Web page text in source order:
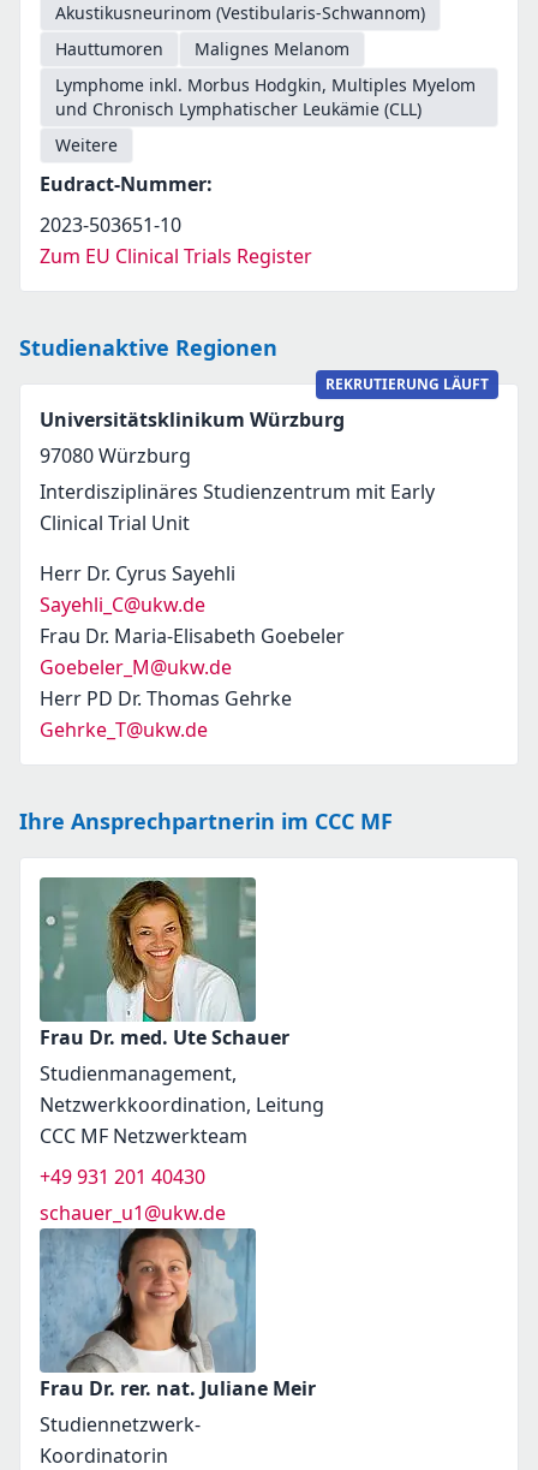
Akustikusneurinom (Vestibularis-Schwannom)
Hauttumoren
Malignes Melanom
Lymphome inkl. Morbus Hodgkin, Multiples Myelom
und Chronisch Lymphatischer Leukämie (CLL)
Weitere
Eudract-Nummer:
2023-503651-10
Zum EU Clinical Trials Register
Studienaktive Regionen
REKRUTIERUNG LÄUFT
Universitätsklinikum Würzburg
97080Würzburg
Interdisziplinäres Studienzentrum mit Early
Clinical Trial Unit
Herr Dr. Cyrus Sayehli
Sayehli_C@ukw.de
Frau Dr. Maria-Elisabeth Goebeler
Goebeler_M@ukw.de
Herr PD Dr. Thomas Gehrke
Gehrke_T@ukw.de
Ihre Ansprechpartnerin im CCC MF
Frau Dr. med. Ute Schauer
Studienmanagement,
Netzwerkkoordination, Leitung
CCC MF Netzwerkteam
+49 931 201 40430
schauer_u1@ukw.de
Frau Dr. rer. nat. Juliane Meir
Studiennetzwerk-
Koordinatorin